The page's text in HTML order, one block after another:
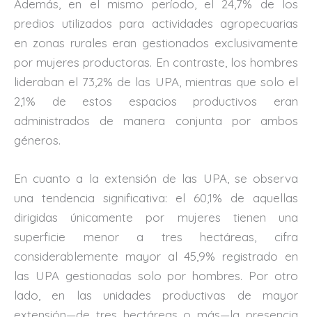
Además, en el mismo período, el 24,7% de los
predios utilizados para actividades agropecuarias
en zonas rurales eran gestionados exclusivamente
por mujeres productoras. En contraste, los hombres
lideraban el 73,2% de las UPA, mientras que solo el
2,1% de estos espacios productivos eran
administrados de manera conjunta por ambos
géneros.
En cuanto a la extensión de las UPA, se observa
una tendencia significativa: el 60,1% de aquellas
dirigidas únicamente por mujeres tienen una
superficie menor a tres hectáreas, cifra
considerablemente mayor al 45,9% registrado en
las UPA gestionadas solo por hombres. Por otro
lado, en las unidades productivas de mayor